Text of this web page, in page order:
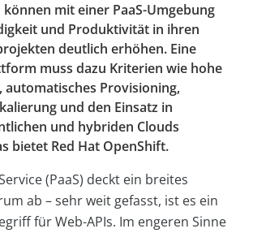
mit einer PaaS-Umgebung
und Produktivität in ihren
deutlich erhöhen. Eine
muss dazu Kriterien wie hohe
automatisches Provisioning,
und den Einsatz in
und hybriden Clouds
bietet Red Hat OpenShift.
(PaaS) deckt ein breites
ab – sehr weit gefasst, ist es ein
für Web-APIs. Im engeren Sinne